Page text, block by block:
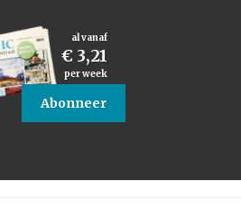
al vanaf
€ 3,21
per week
Abonneer